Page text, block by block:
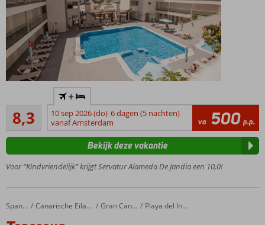
centrum
en
vlakbij
strand
Ruime
heerlijk
8,3Zeer goed
15
beoordelingen
+
10 sep 2026 (do) 6 dagen (5 nachten)
vanaf Amsterdam
va 500 p.p.
Voor “Kindvriendelijk” krijgt Servatur Alameda De Jandia een 10,0!
Bekijk deze vakantie
Home Spanje Canarische Eilanden Gran Canaria Playa del Ingles
Tenesoya